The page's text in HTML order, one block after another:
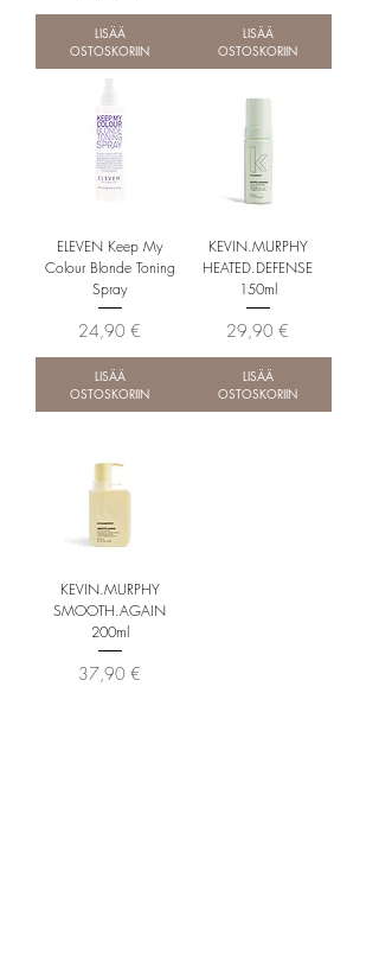
LISÄÄ
OSTOSKORIIN
LISÄÄ
OSTOSKORIIN
ELEVEN Keep My
Colour Blonde Toning
Spray
Hinta
24,90 €
LISÄÄ
OSTOSKORIIN
KEVIN.MURPHY
HEATED.DEFENSE
150ml
Hinta
29,90 €
LISÄÄ
OSTOSKORIIN
KEVIN.MURPHY
SMOOTH.AGAIN
200ml
Hinta
37,90 €